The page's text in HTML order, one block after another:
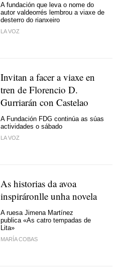
A fundación que leva o nome do
autor valdeorrés lembrou a viaxe de
desterro do rianxeiro
LA VOZ
Invitan a facer a viaxe en
tren de Florencio D.
Gurriarán con Castelao
A Fundación FDG continúa as súas
actividades o sábado
LA VOZ
As historias da avoa
inspiráronlle unha novela
A ruesa Jimena Martínez
publica «As catro tempadas de
Lita»
MARÍA COBAS